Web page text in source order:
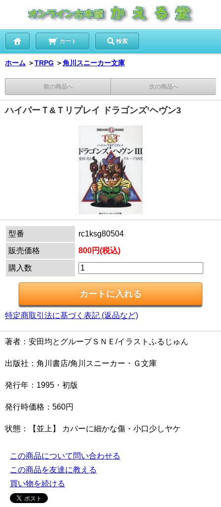
カート 検索
ホーム ＞TRPG ＞角川スニーカー文庫
前の商品へ 次の商品へ
ハイパーＴ&Ｔリプレイ ドラゴンズ’ヘヴン3
型番
rc1ksg80504
販売価格
800円(税込)
購入数
特定商取引法に基づく表記 (返品など)
著者：安田均とグループＳＮＥ/イラストふるじゅん
出版社：角川書店/角川スニーカー・Ｇ文庫
発行年：1995・初版
発行時価格：560円
状態：【並上】 カバーに細かな傷・小口少しヤケ
この商品について問い合わせる
この商品を友達に教える
買い物を続ける